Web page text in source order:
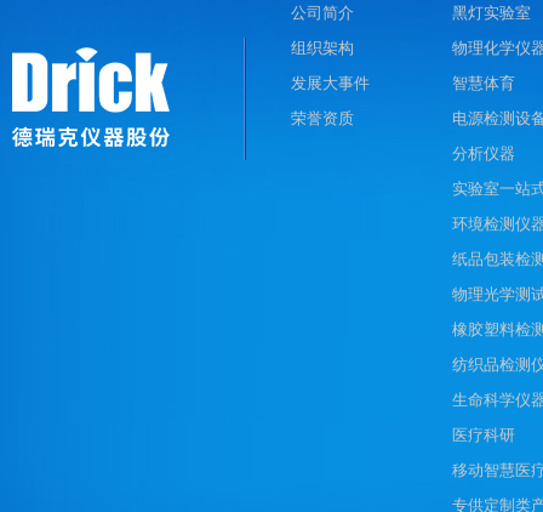
公司简介
组织架构
发展大事件
荣誉资质
黑灯实验室
物理化学仪
智慧体育
电源检测设
分析仪器
实验室一站
环境检测仪
纸品包装检
物理光学测
橡胶塑料检
纺织品检测
生命科学仪
医疗科研
移动智慧医
专供定制类